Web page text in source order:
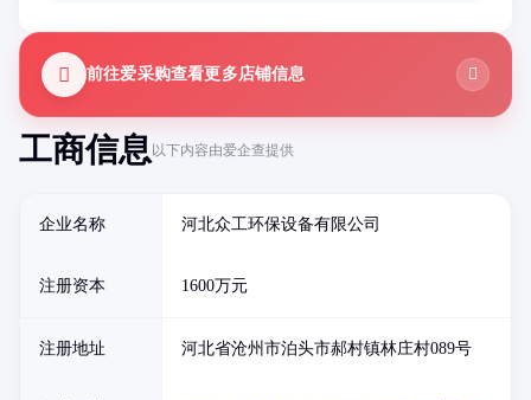
工商信息以下内容由爱企查提供
企业名称 河北众工环保设备有限公司
注册资本 1600万元
注册地址 河北省沧州市泊头市郝村镇林庄村089号
前往爱采购查看更多店铺信息